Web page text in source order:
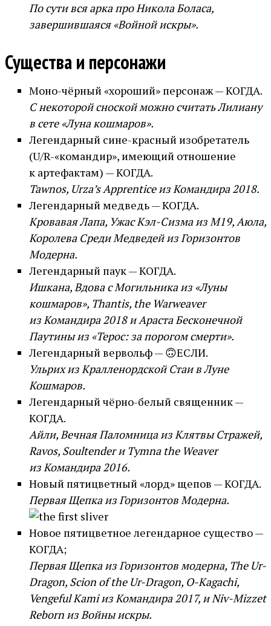
По сути вся арка про Никола Боласа,
завершившаяся «Войной искры».
Существа и персонажи
Моно-чёрный «хороший» персонаж — КОГДА.
С некоторой сноской можно считать Лилиану
в сете «Луна кошмаров».
Легендарный сине-красный изобретатель
(U/R-«командир», имеющий отношение
к артефактам) — КОГДА.
Tawnos, Urza’s Apprentice из Командира 2018.
Легендарный медведь — КОГДА.
Кровавая Лапа, Ужас Кэл-Сизма из М19, Аюла,
Королева Среди Медведей из Горизонтов
Модерна.
Легендарный паук — КОГДА.
Ишкана, Вдова с Могильника из «Луны
кошмаров», Thantis, the Warweaver
из Командира 2018 и Араста Бесконечной
Паутины из «Терос: за порогом смерти».
Легендарный вервольф — 🙃ЕСЛИ.
Ульрих из Кралленордской Стаи в Луне
Кошмаров.
Легендарный чёрно-белый священник —
КОГДА.
Айли, Вечная Паломница из Клятвы Стражей,
Ravos, Soultender и Tymna the Weaver
из Командира 2016.
Новый пятицветный «лорд» щепов — КОГДА.
Первая Щепка из Горизонтов Модерна.
Новое пятицветное легендарное существо —
КОГДА;
Первая Щепка из Горизонтов модерна, The Ur-
Dragon, Scion of the Ur-Dragon, O-Kagachi,
Vengeful Kami из Командира 2017, и Niv-Mizzet
Reborn из Войны искры.